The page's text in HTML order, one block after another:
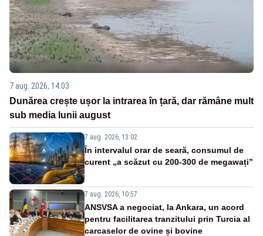
7 aug. 2026, 14:03
Dunărea crește ușor la intrarea în țară, dar rămâne mult
sub media lunii august
7 aug. 2026, 13:02
În intervalul orar de seară, consumul de
curent „a scăzut cu 200-300 de megawați”
7 aug. 2026, 10:57
ANSVSA a negociat, la Ankara, un acord
pentru facilitarea tranzitului prin Turcia al
carcaselor de ovine și bovine